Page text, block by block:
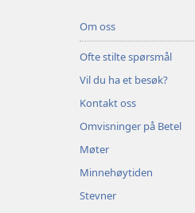
Om oss
Ofte stilte spørsmål
Vil du ha et besøk?
Kontakt oss
Omvisninger på Betel
Møter
Minnehøytiden
Stevner